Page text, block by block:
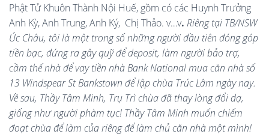
Phật Tử Khuôn Thành Nội Huế, gồm có các Huynh Trưởng
Anh Kỳ, Anh Trung, Anh Ký, Chị Thảo. v…v. Riêng tại TB/NSW
Úc Châu, tôi là một trong số những người đầu tiên đóng góp
tiền bạc, đứng ra gây quỹ để deposit, làm người bảo trợ,
cầm thế nhà để vay tiền nhà Bank National mua căn nhà số
13 Windspear St Bankstown để lập chùa Trúc Lâm ngày nay.
Về sau, Thầy Tâm Minh, Trụ Trì chùa đã thay lòng đổi dạ,
giống như người phàm tục! Thầy Tâm Minh muốn chiếm
đoạt chùa để làm của riêng để làm chủ căn nhà một mình!